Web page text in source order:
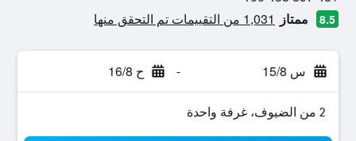
8.5 ممتاز 1,031 من التقييمات تم التحقق منها
س 15/8 - ح 16/8
2 من الضيوف، غرفة واحدة